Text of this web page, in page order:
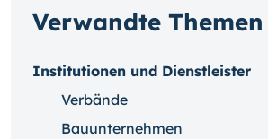
Verwandte Themen
Institutionen und Dienstleister
Verbände
Bauunternehmen